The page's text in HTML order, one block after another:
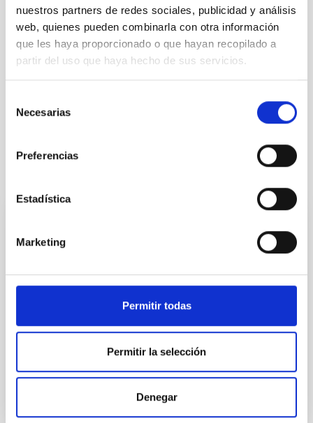
nuestros partners de redes sociales, publicidad y análisis
web, quienes pueden combinarla con otra información
que les haya proporcionado o que hayan recopilado a
partir del uso que haya hecho de sus servicios.
Necesarias
Preferencias
Estadística
Marketing
Permitir todas
Permitir la selección
Denegar
TIPO DE NOTICIA
NOTA DE PRENSA
Público general
El IAC reúne a la colaboración internacional
CLUES para avanzar en el estudio del
Universo local
La sede del Instituto de Astrofísica de Canarias
acoge la reunión anual del proyecto CLUES, una
avanzadas para estudiar la formación y evolución de
las estructuras del Universo cercano. La sede del
Laguna (Tenerife), acoge entre los días 22 y 26 de
junio la reunión científica anual del proyecto